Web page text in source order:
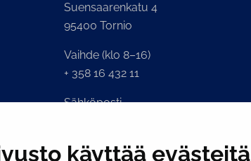
käyttää evästeitä
Suensaarenkatu 4
95400 Tornio
Vaihde (klo 8–16)
+ 358 16 432 11
Sähköposti